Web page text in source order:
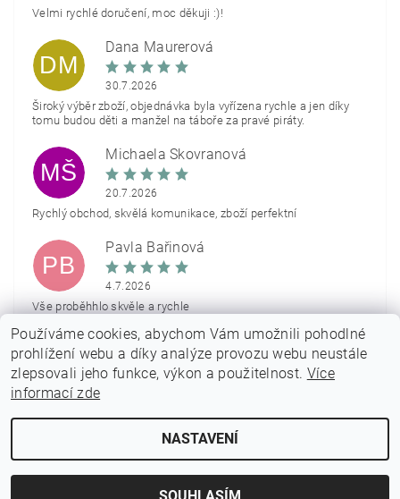
Velmi rychlé doručení, moc děkuji :)!
DM
Dana Maurerová
30.7.2026
Široký výběr zboží, objednávka byla vyřízena rychle a jen díky
tomu budou děti a manžel na táboře za pravé piráty.
MŠ
Michaela Škovranová
20.7.2026
Rychlý obchod, skvělá komunikace, zboží perfektní
PB
Pavla Bařinová
4.7.2026
Vše proběhhlo skvěle a rychle
Zobrazit další hodnocení
2026 © PARTYON.cz, všechna práva vyhrazena
Vytvořil Shoptet
Používáme cookies, abychom Vám umožnili pohodlné
prohlížení webu a díky analýze provozu webu neustále
zlepsovali jeho funkce, výkon a použitelnost. Více
informací zde
NASTAVENÍ